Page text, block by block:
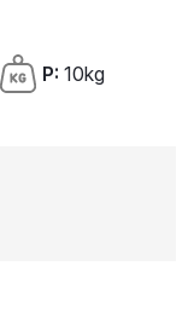
P: 10kg